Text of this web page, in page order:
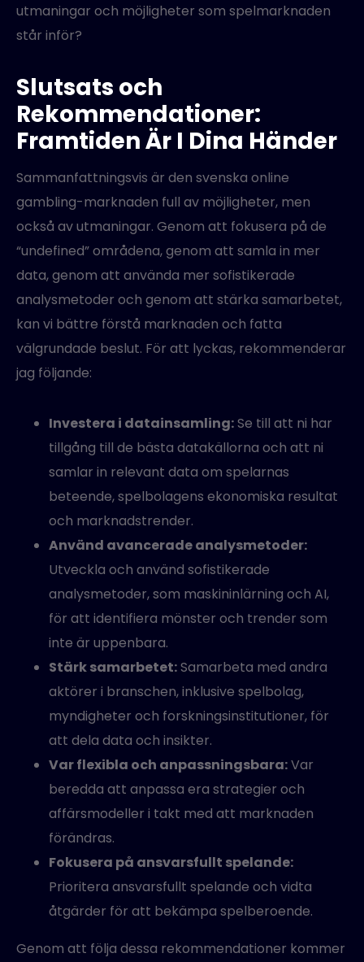
utmaningar och möjligheter som spelmarknaden
står inför?
Slutsats och
Rekommendationer:
Framtiden Är I Dina Händer
Sammanfattningsvis är den svenska online
gambling-marknaden full av möjligheter, men
också av utmaningar. Genom att fokusera på de
“undefined” områdena, genom att samla in mer
data, genom att använda mer sofistikerade
analysmetoder och genom att stärka samarbetet,
kan vi bättre förstå marknaden och fatta
välgrundade beslut. För att lyckas, rekommenderar
jag följande:
Investera i datainsamling:Se till att ni har
tillgång till de bästa datakällorna och att ni
samlar in relevant data om spelarnas
beteende, spelbolagens ekonomiska resultat
och marknadstrender.
Använd avancerade analysmetoder:
Utveckla och använd sofistikerade
analysmetoder, som maskininlärning och AI,
för att identifiera mönster och trender som
inte är uppenbara.
Stärk samarbetet:Samarbeta med andra
aktörer i branschen, inklusive spelbolag,
myndigheter och forskningsinstitutioner, för
att dela data och insikter.
Var flexibla och anpassningsbara:Var
beredda att anpassa era strategier och
affärsmodeller i takt med att marknaden
förändras.
Fokusera på ansvarsfullt spelande:
Prioritera ansvarsfullt spelande och vidta
åtgärder för att bekämpa spelberoende.
Genom att följa dessa rekommendationer kommer